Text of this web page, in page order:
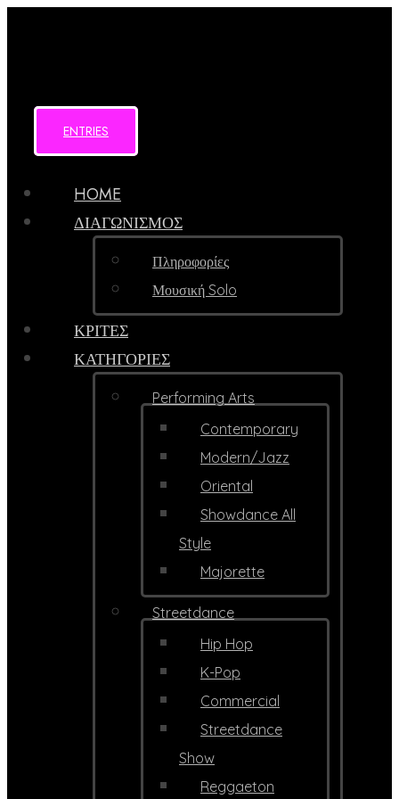
ENTRIES
HOME
ΔΙΑΓΩΝΙΣΜΟΣ
Πληροφορίες
Μουσική Solo
ΚΡΙΤΕΣ
ΚΑΤΗΓΟΡΙΕΣ
Performing Arts
Contemporary
Modern/Jazz
Oriental
Showdance All
Style
Majorette
Streetdance
Hip Hop
K-Pop
Commercial
Streetdance
Show
Reggaeton